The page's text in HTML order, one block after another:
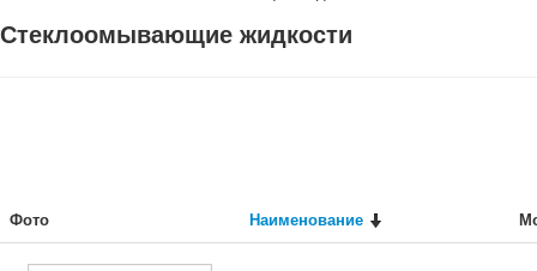
Стеклоомывающие жидкости
Фото Наименование